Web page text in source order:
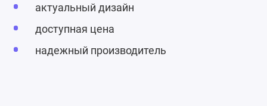
актуальный дизайн
доступная цена
надежный производитель